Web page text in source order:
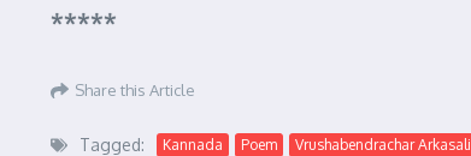
*****
Share this Article
Tagged: Kannada Poem Vrushabendrachar Arkasali